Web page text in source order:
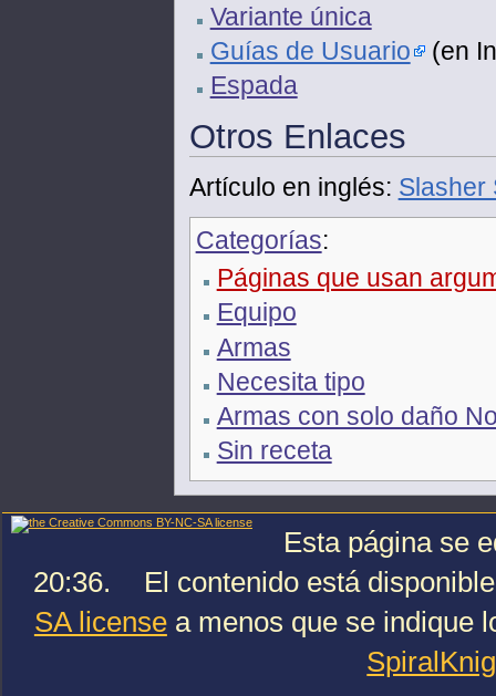
Variante única
Guías de Usuario (en
Espada
Otros Enlaces
Artículo en inglés: Slasher
Categorías:
Páginas que usan
Equipo
Armas
Necesita tipo
Armas con solo daño
Sin receta
Esta página se
20:36.
El contenido está
SA licensea menos que se indique